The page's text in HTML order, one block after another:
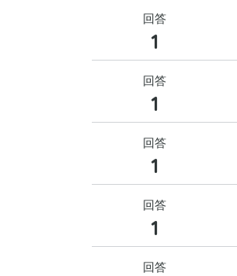
回答
1
回答
1
回答
1
回答
1
回答